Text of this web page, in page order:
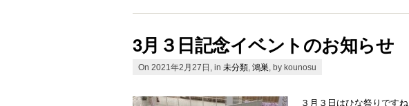
3月３日記念イベントのお知らせ
On 2021年2月27日, in 未分類 鴻巣 , by kounosu
３月３日はひな祭りですね